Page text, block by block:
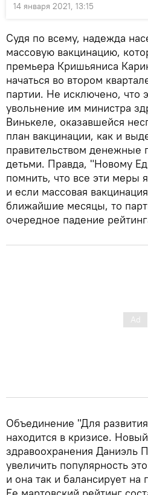
14 января 2021, 13:15
Судя по всему, надежда
массовую вакцинацию,
премьера Кришьяниса
начаться во втором
партии. Не исключено, что
увольнение им министра
Винькеле, оказавшейся
план вакцинации, как и
правительством денежные
детьми. Правда, "Новому
помнить, что все эти меры
и если массовая
ближайшие месяцы, то
очередное падение
Объединение "Для
находится в кризисе.
здравоохранения Даниэль
увеличить популярность
и она так и балансирует на